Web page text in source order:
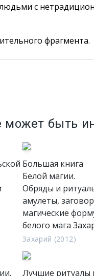
с
фрагмента.
может быть
Большая книга
Белой магии.
Обряды и
амулеты,
магические
белого мага
Захарий (2012)
Лучшие ритуалы